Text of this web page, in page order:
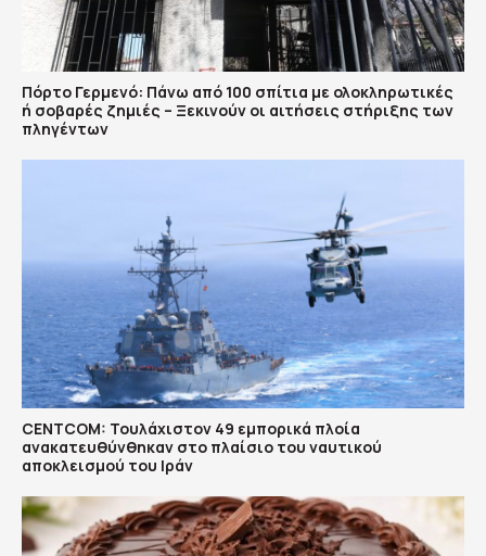
Πόρτο Γερμενό: Πάνω από 100 σπίτια με ολοκληρωτικές
ή σοβαρές ζημιές – Ξεκινούν οι αιτήσεις στήριξης των
πληγέντων
CENTCOM: Τουλάχιστον 49 εμπορικά πλοία
ανακατευθύνθηκαν στο πλαίσιο του ναυτικού
αποκλεισμού του Ιράν